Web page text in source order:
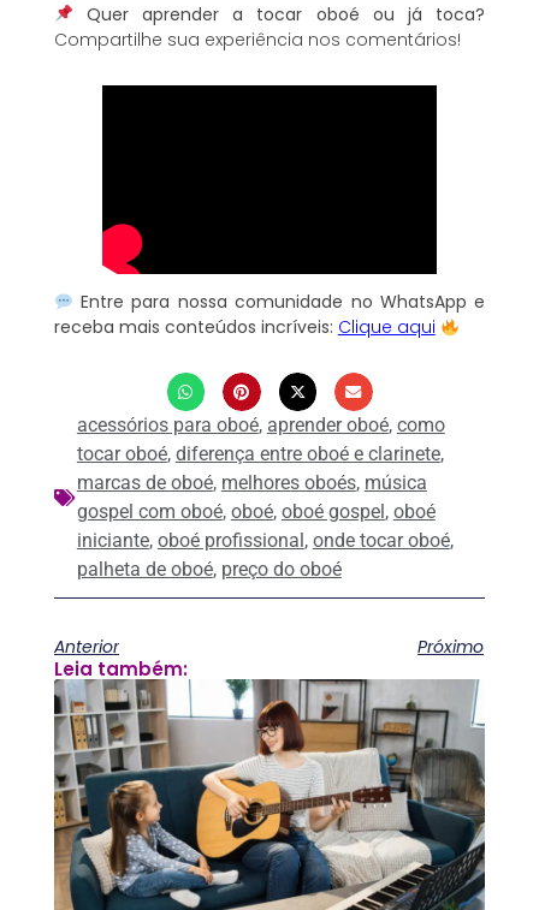
Quer aprender a tocar oboé ou já toca?
Compartilhe sua experiência nos comentários!
Entre para nossa comunidade no WhatsApp e
receba mais conteúdos incríveis: Clique aqui
acessórios para oboé, aprender oboé, como
tocar oboé, diferença entre oboé e clarinete,
marcas de oboé, melhores oboés, música
gospel com oboé, oboé, oboé gospel, oboé
iniciante, oboé profissional, onde tocar oboé,
palheta de oboé, preço do oboé
Anterior Próximo
Leia também: